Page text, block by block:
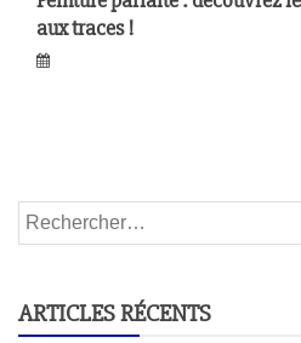
aux traces !
ARTICLES RÉCENTS